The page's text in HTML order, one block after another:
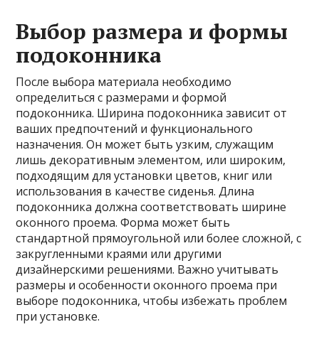
Выбор размера и формы
подоконника
После выбора материала необходимо
определиться с размерами и формой
подоконника. Ширина подоконника зависит от
ваших предпочтений и функционального
назначения. Он может быть узким, служащим
лишь декоративным элементом, или широким,
подходящим для установки цветов, книг или
использования в качестве сиденья. Длина
подоконника должна соответствовать ширине
оконного проема. Форма может быть
стандартной прямоугольной или более сложной, с
закругленными краями или другими
дизайнерскими решениями. Важно учитывать
размеры и особенности оконного проема при
выборе подоконника, чтобы избежать проблем
при установке.